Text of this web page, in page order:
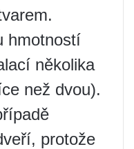
hmotností
několika
než dvou).
protože